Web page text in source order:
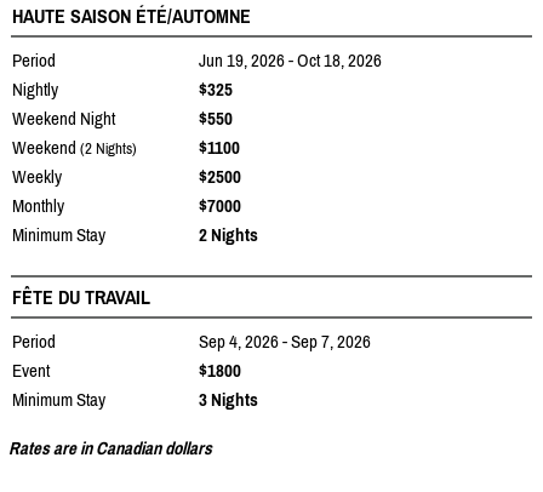
HAUTE SAISON ÉTÉ/AUTOMNE
Period
Jun 19, 2026 - Oct 18, 2026
Nightly
$325
Weekend Night
$550
Weekend (2 Nights)
$1100
Weekly
$2500
Monthly
$7000
Minimum Stay
2 Nights
FÊTE DU TRAVAIL
Period
Sep 4, 2026 - Sep 7, 2026
Event
$1800
Minimum Stay
3 Nights
Rates are in Canadian dollars